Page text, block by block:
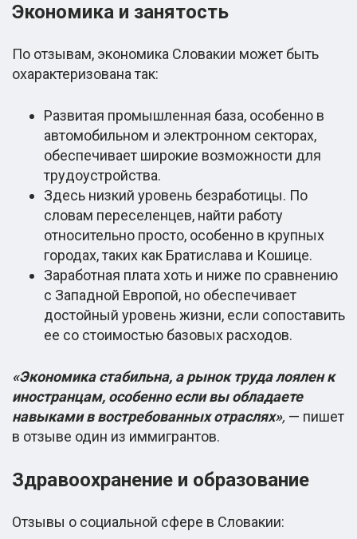
Экономика и занятость
По отзывам, экономика Словакии может быть
охарактеризована так:
Развитая промышленная база, особенно в
автомобильном и электронном секторах,
обеспечивает широкие возможности для
трудоустройства.
Здесь низкий уровень безработицы. По
словам переселенцев, найти работу
относительно просто, особенно в крупных
городах, таких как Братислава и Кошице.
Заработная плата хоть и ниже по сравнению
с Западной Европой, но обеспечивает
достойный уровень жизни, если сопоставить
ее со стоимостью базовых расходов.
«Экономика стабильна, а рынок труда лоялен к
иностранцам, особенно если вы обладаете
навыками в востребованных отраслях», — пишет
в отзыве один из иммигрантов.
Здравоохранение и образование
Отзывы о социальной сфере в Словакии: